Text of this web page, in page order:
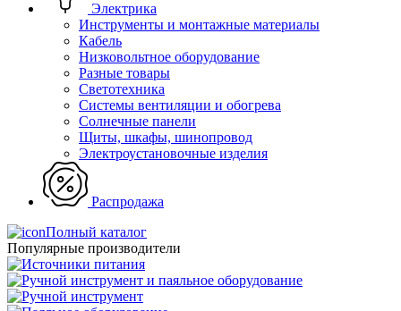
Электрика
Инструменты и монтажные материалы
Кабель
Низковольтное оборудование
Разные товары
Светотехника
Системы вентиляции и обогрева
Солнечные панели
Щиты, шкафы, шинопровод
Электроустановочные изделия
Распродажа
Полный каталог
Популярные производители